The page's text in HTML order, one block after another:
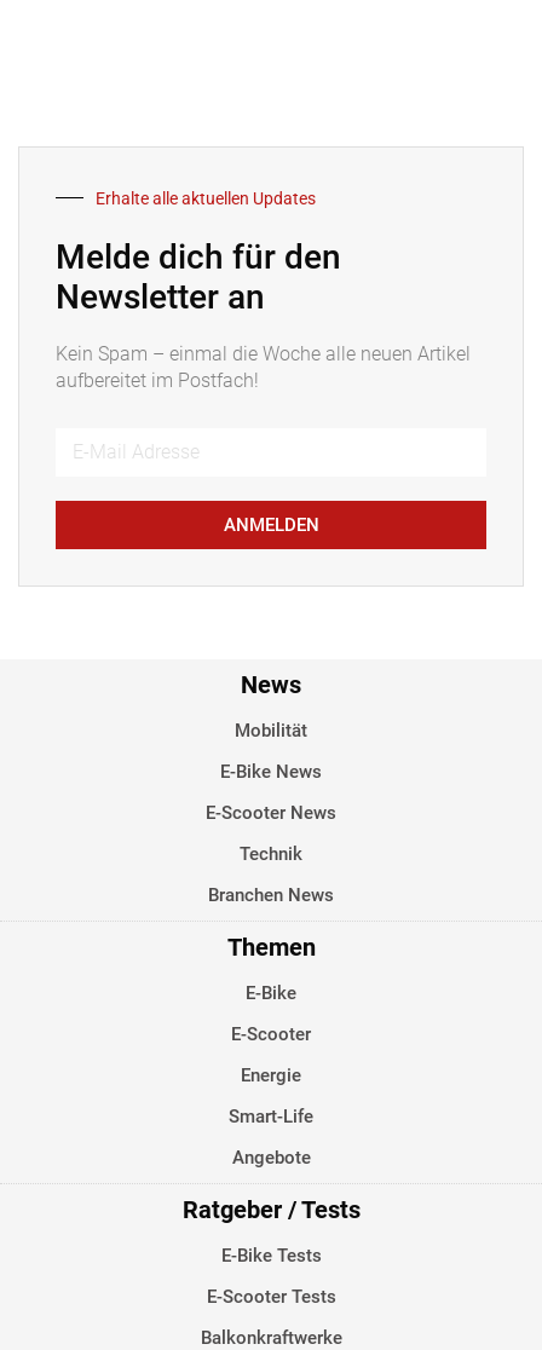
Erhalte alle aktuellen Updates
Melde dich für den
Newsletter an
Kein Spam – einmal die Woche alle neuen Artikel
aufbereitet im Postfach!
ANMELDEN
News
Mobilität
E-Bike News
E-Scooter News
Technik
Branchen News
Themen
E-Bike
E-Scooter
Energie
Smart-Life
Angebote
Ratgeber / Tests
E-Bike Tests
E-Scooter Tests
Balkonkraftwerke